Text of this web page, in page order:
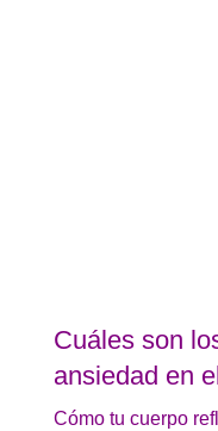
Cuáles son
ansiedad en
Cómo tu cuerpo